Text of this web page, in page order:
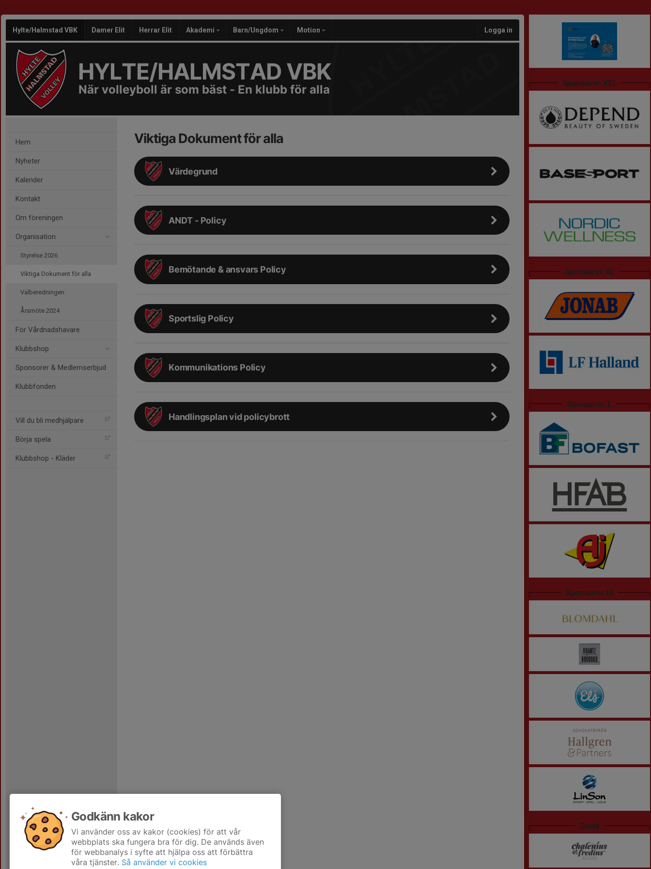
Hylte/Halmstad VBK Damer Elit Herrar Elit Akademi Barn/Ungdom Motion Logga in
HYLTE/HALMSTAD VBK
När volleyboll är som bäst - En klubb för alla
Hem
Nyheter
Kalender
Kontakt
Om föreningen
Organisation
Styrelse 2026
Viktiga Dokument för alla
Valberedningen
Årsmöte 2024
För Vårdnadshavare
Klubbshop
Sponsorer & Medlemserbjud
Klubbfonden
Vill du bli medhjälpare
Börja spela
Klubbshop - Kläder
Viktiga Dokument för alla
Värdegrund
ANDT - Policy
Bemötande & ansvars Policy
Sportslig Policy
Kommunikations Policy
Handlingsplan vid policybrott
Sponsorer XXL
Sponsorer XL
Sponsorer L
Sponsorer M
Small
Godkänn kakor
Vi använder oss av kakor (cookies) för att vår
webbplats ska fungera bra för dig. De används även
för webbanalys i syfte att hjälpa oss att förbättra
våra tjänster. Så använder vi cookies